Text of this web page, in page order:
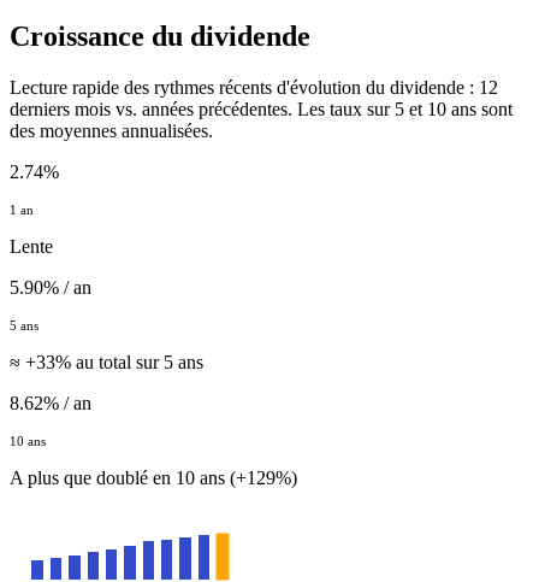
Croissance du dividende
Lecture rapide des rythmes récents d'évolution du dividende : 12
derniers mois vs. années précédentes. Les taux sur 5 et 10 ans sont
des moyennes annualisées.
2.74%
1 an
Lente
5.90% / an
5 ans
≈ +33% au total sur 5 ans
8.62% / an
10 ans
A plus que doublé en 10 ans (+129%)